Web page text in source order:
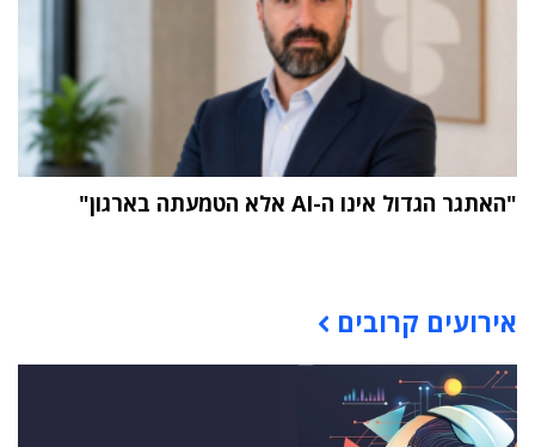
"האתגר הגדול אינו ה-AI אלא הטמעתה בארגון"
אירועים קרובים